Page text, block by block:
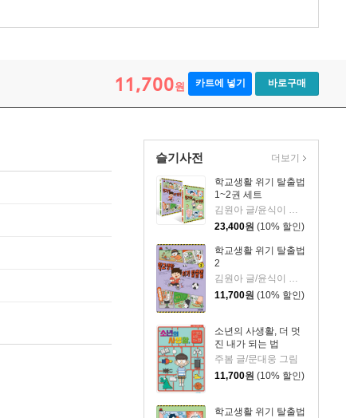
11,700원 카트에 넣기 바로구매
슬기사전
학교생활 위기 탈출법
1~2권 세트
김원아 글/윤식이 그림
23,400원 (10% 할인)
학교생활 위기 탈출법
2
김원아 글/윤식이 그림
11,700원 (10% 할인)
소년의 사생활, 더 멋
진 내가 되는 법
주봄 글/문대웅 그림
11,700원 (10% 할인)
학교생활 위기 탈출법
더보기